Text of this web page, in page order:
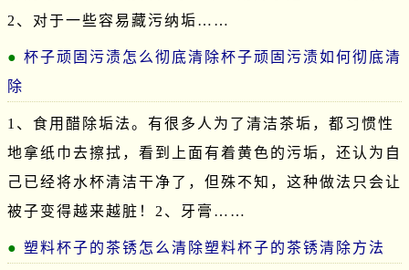
2、对于一些容易藏污纳垢……
杯子顽固污渍怎么彻底清除杯子顽固污渍如何彻底清
除
1、食用醋除垢法。有很多人为了清洁茶垢，都习惯性
地拿纸巾去擦拭，看到上面有着黄色的污垢，还认为自
己已经将水杯清洁干净了，但殊不知，这种做法只会让
被子变得越来越脏！2、牙膏……
塑料杯子的茶锈怎么清除塑料杯子的茶锈清除方法